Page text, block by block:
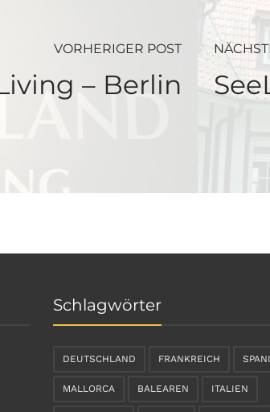
VORHERIGER POST
– Berlin
Schlagwörter
DEUTSCHLAND FRANKREICH
MALLORCA BALEAREN ITALIEN